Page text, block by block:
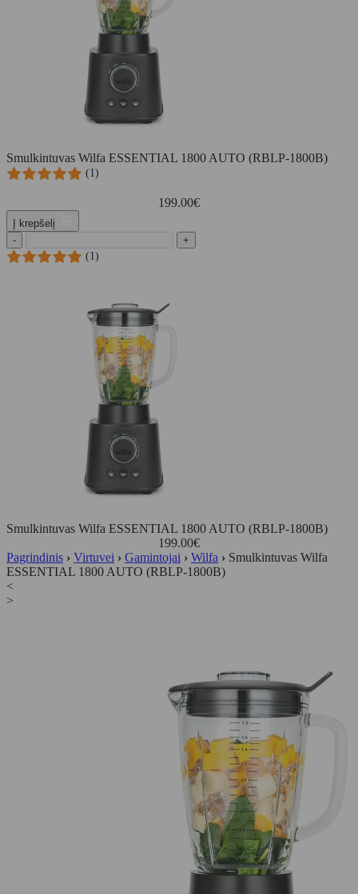
Smulkintuvas Wilfa ESSENTIAL 1800 AUTO (RBLP-1800B)
(1)
199.00€
Į krepšelį
-
+
(1)
Smulkintuvas Wilfa ESSENTIAL 1800 AUTO (RBLP-1800B)
199.00€
Pagrindinis › Virtuvei › Gamintojai › Wilfa › Smulkintuvas Wilfa
ESSENTIAL 1800 AUTO (RBLP-1800B)
<
>